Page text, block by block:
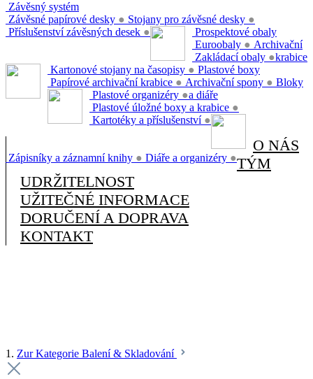
Závěsný systém
Závěsné papírové desky ● Stojany pro závěsné desky ●
Příslušenství závěsných desek ●
Prospektové obaly
Euroobaly ●
Zakládací obaly ●
Archivační
krabice
Kartonové stojany na časopisy ●
Papírové archivační krabice ● Archivační spony ●
Plastové boxy
Plastové organizéry ●
Plastové úložné boxy a krabice ●
Kartotéky a příslušenství ●
Bloky
a diáře
Zápisníky a záznamní knihy ● Diáře a organizéry ●
O NÁS
TÝM
UDRŽITELNOST
UŽITEČNÉ INFORMACE
DORUČENÍ A DOPRAVA
KONTAKT
1. Zur Kategorie Balení & Skladování